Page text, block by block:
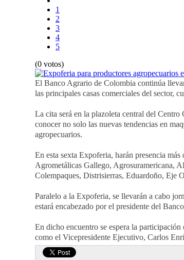
1
2
3
4
5
(0 votos)
El Banco Agrario de Colombia continúa
las principales casas comerciales del sector,
La cita será en la plazoleta central del
conocer no solo las nuevas tendencias en
agropecuarios.
En esta sexta Expoferia, harán presencia
Agrometálicas Gallego, Agrosuramericana,
Colempaques, Distrisierras, Eduardoño, Eje
Paralelo a la Expoferia, se llevarán a cabo
estará encabezado por el presidente del
En dicho encuentro se espera la
como el Vicepresidente Ejecutivo, Carlos